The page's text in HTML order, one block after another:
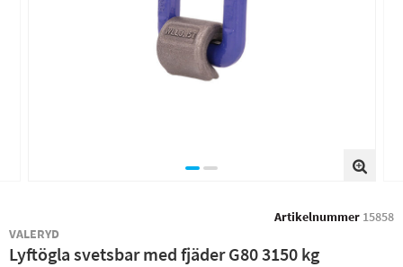
Artikelnummer 15858
VALERYD
Lyftögla svetsbar med fjäder G80 3150 kg